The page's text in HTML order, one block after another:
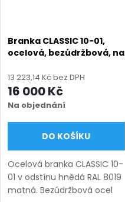
Branka CLASSIC 10-01,
ocelová, bezúdržbová, na
výška 1000–1950 mm),
hnědá RAL 8019 matná
13 223,14 Kč bez DPH
16 000 Kč
Na objednání
DO KOŠÍKU
Ocelová branka CLASSIC 10-
01 v odstínu hnědá RAL 8019
matná. Bezúdržbová ocel